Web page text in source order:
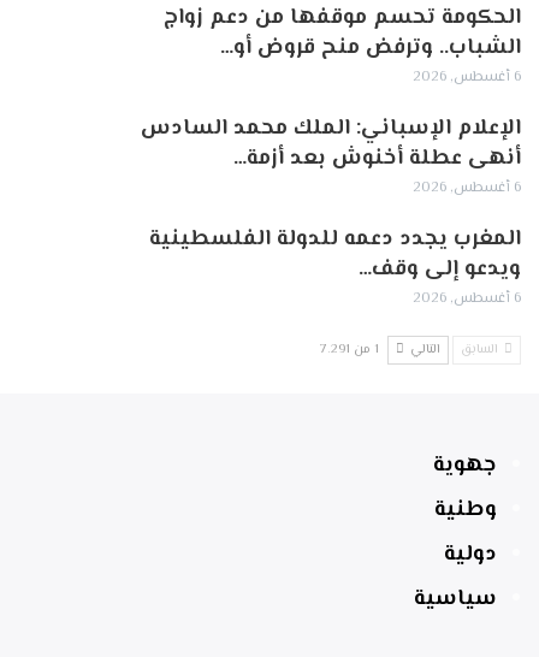
الحكومة تحسم موقفها من دعم زواج
الشباب.. وترفض منح قروض أو…
6 أغسطس, 2026
الإعلام الإسباني: الملك محمد السادس
أنهى عطلة أخنوش بعد أزمة…
6 أغسطس, 2026
المغرب يجدد دعمه للدولة الفلسطينية
ويدعو إلى وقف…
6 أغسطس, 2026
السابق التالي 1 من 7٬291
جهوية
وطنية
دولية
سياسية